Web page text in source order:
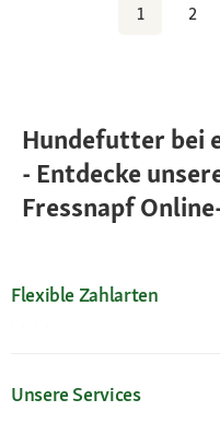
1 2
Hundefutter bei
- Entdecke
Fressnapf
Flexible Zahlarten
Unsere Services